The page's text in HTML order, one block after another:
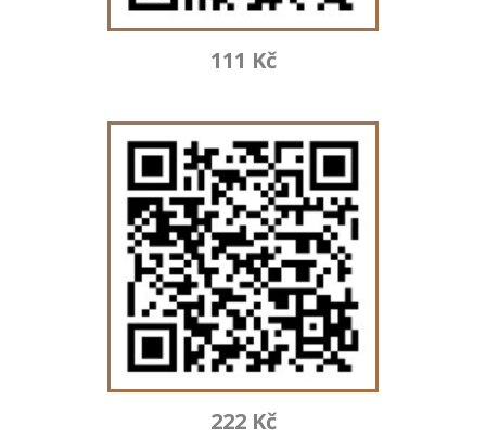
111 Kč
222 Kč